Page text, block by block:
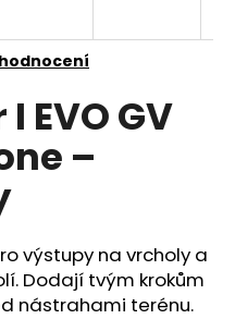
EVO GV
–
výstupy na vrcholy a
Dodají tvým krokům
nástrahami terénu.